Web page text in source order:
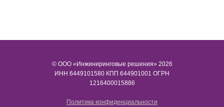
© ООО «Инжиниринговые решения» 2026
ИНН​​​​​​​ 6449101580 КПП 644901001 ОГРН
1216400015886
Политика конфиденциальности